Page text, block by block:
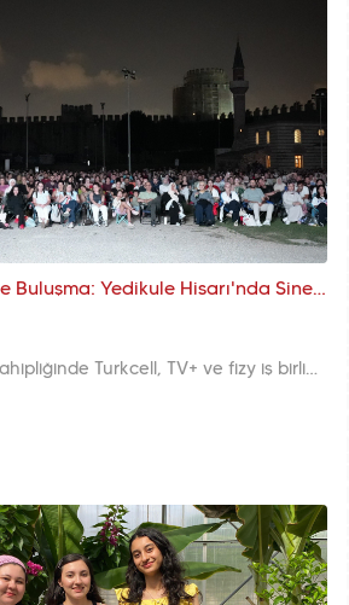
Açık Havada Tarihle Buluşma: Yedikule Hisarı'nda Sinema Akşamları Turkcell Sponsorluğunda Devam Ediyor
Fatih Belediyesi ev sahipliğinde Turkcell, TV+ ve fizy iş birliğiyle düzenlenen Açık Hava Sinema Günleri, Yedikule Hisarı'nda izleyicileri tarihî atmosferle buluşturmaya devam ediyor. Yaz akşamları, sinema ve kültürün eşsiz birlikteliğiyle Hisar'da hayat buluyor.